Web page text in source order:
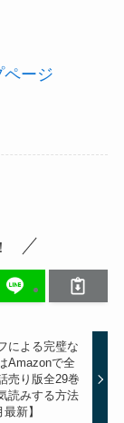
ージ
による完璧な
Amazonで全
売り版全29巻
読みする方法
新】